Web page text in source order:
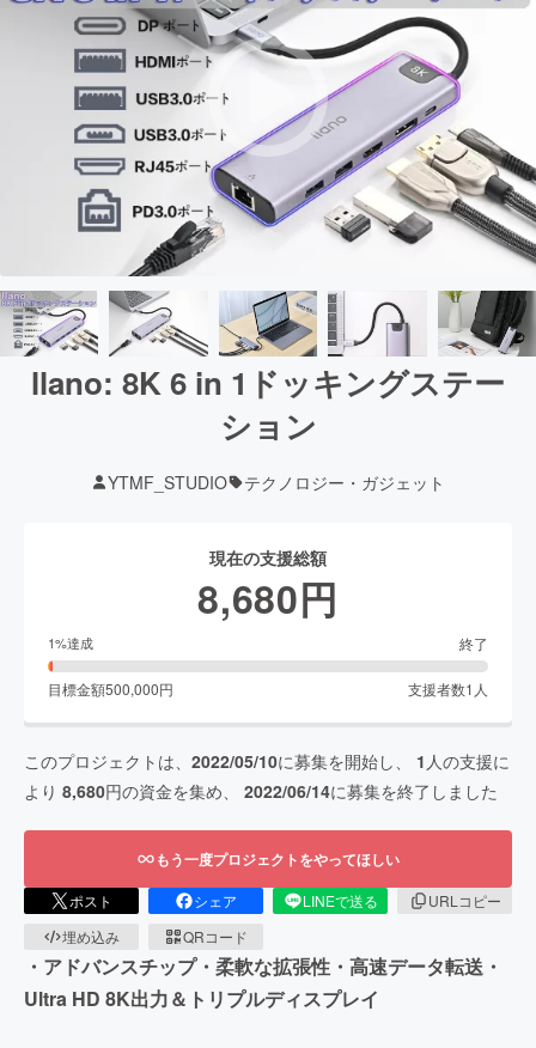
llano: 8K 6 in 1ドッキングステー
ション
YTMF_STUDIO テクノロジー・ガジェット
現在の支援総額
8,680円
1%達成 終了
目標金額500,000円 支援者数1 人
このプロジェクトは、 2022/05/10に募集を開始し、 1 人の支援に
より 8,680円の資金を集め、 2022/06/14に募集を終了しました
もう一度プロジェクトをやってほしい
ポスト シェア LINEで送る
URLコピー
埋め込み
QRコード
・アドバンスチップ・柔軟な拡張性・高速データ転送・
Ultra HD 8K出力＆トリプルディスプレイ